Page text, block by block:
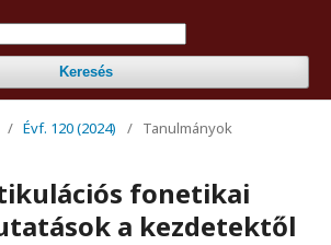
Keresés
/ Évf. 120 (2024) / Tanulmányok
fonetikai
a kezdetektől